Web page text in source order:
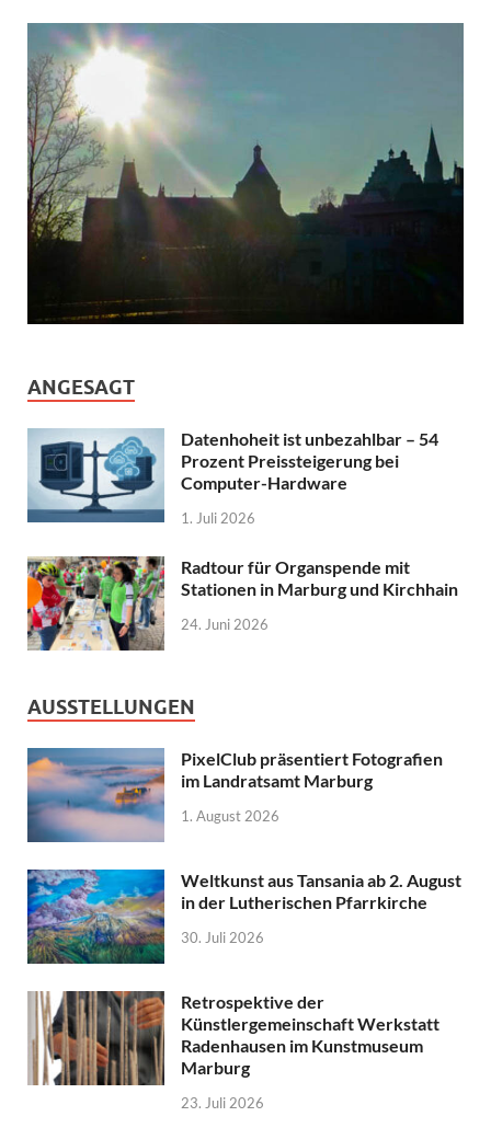
ANGESAGT
Datenhoheit ist unbezahlbar – 54
Prozent Preissteigerung bei
Computer-Hardware
1. Juli 2026
Radtour für Organspende mit
Stationen in Marburg und Kirchhain
24. Juni 2026
AUSSTELLUNGEN
PixelClub präsentiert Fotografien
im Landratsamt Marburg
1. August 2026
Weltkunst aus Tansania ab 2. August
in der Lutherischen Pfarrkirche
30. Juli 2026
Retrospektive der
Künstlergemeinschaft Werkstatt
Radenhausen im Kunstmuseum
Marburg
23. Juli 2026